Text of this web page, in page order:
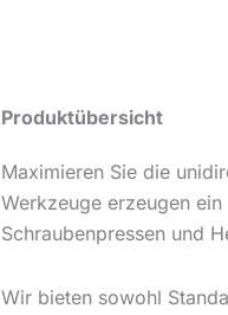
Produktübersicht
Maximieren Sie die
Werkzeuge erzeugen
Schraubenpressen und
Wir bieten sowohl